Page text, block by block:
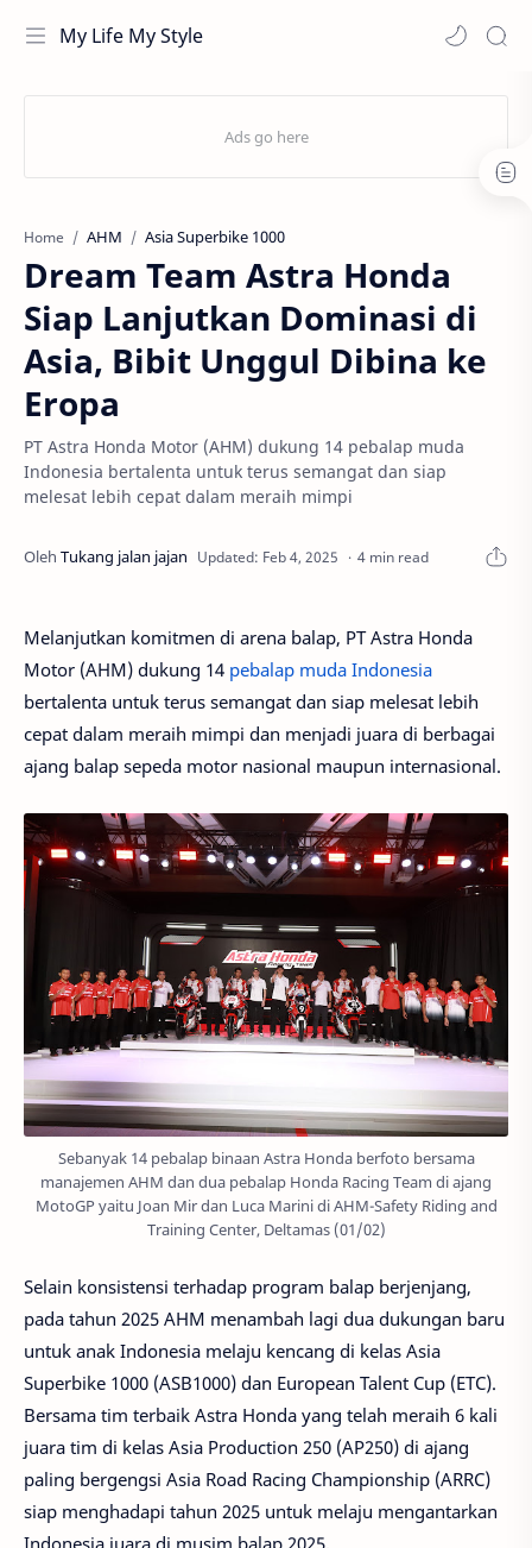
My Life My Style
Home AHM Asia Superbike 1000
Dream Team Astra Honda
Siap Lanjutkan Dominasi di
Asia, Bibit Unggul Dibina ke
Eropa
PT Astra Honda Motor (AHM) dukung 14 pebalap muda
Indonesia bertalenta untuk terus semangat dan siap
melesat lebih cepat dalam meraih mimpi
4 min read
Melanjutkan komitmen di arena balap, PT Astra Honda
Motor (AHM) dukung 14 pebalap muda Indonesia
bertalenta untuk terus semangat dan siap melesat lebih
cepat dalam meraih mimpi dan menjadi juara di berbagai
ajang balap sepeda motor nasional maupun internasional.
Sebanyak 14 pebalap binaan Astra Honda berfoto bersama
manajemen AHM dan dua pebalap Honda Racing Team di ajang
MotoGP yaitu Joan Mir dan Luca Marini di AHM-Safety Riding and
Training Center, Deltamas (01/02)
Selain konsistensi terhadap program balap berjenjang,
pada tahun 2025 AHM menambah lagi dua dukungan baru
untuk anak Indonesia melaju kencang di kelas Asia
Superbike 1000 (ASB1000) dan European Talent Cup (ETC).
Bersama tim terbaik Astra Honda yang telah meraih 6 kali
juara tim di kelas Asia Production 250 (AP250) di ajang
paling bergengsi Asia Road Racing Championship (ARRC)
siap menghadapi tahun 2025 untuk melaju mengantarkan
Indonesia juara di musim balap 2025.